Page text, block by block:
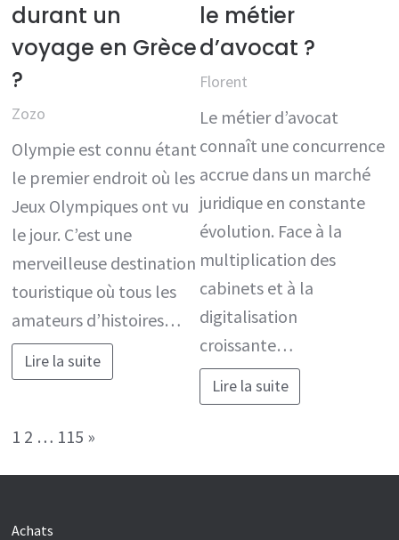
durant un
voyage en Grèce
?
Zozo
Olympie est connu étant
le premier endroit où les
Jeux Olympiques ont vu
le jour. C’est une
merveilleuse destination
touristique où tous les
amateurs d’histoires…
Lire la suite
le métier
d’avocat ?
Florent
Le métier d’avocat
connaît une concurrence
accrue dans un marché
juridique en constante
évolution. Face à la
multiplication des
cabinets et à la
digitalisation
croissante…
Lire la suite
Page:
1 2 … 115 Next
»
Achats